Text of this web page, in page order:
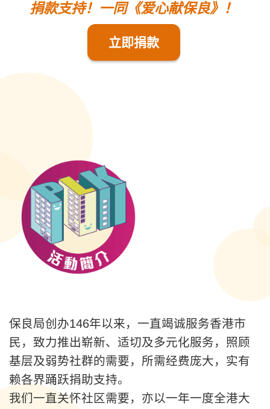
捐款支持！一同《爱心献保良》！
立即捐款
保良局创办146年以来，一直竭诚服务香港市
民，致力推出崭新、适切及多元化服务，照顾
基层及弱势社群的需要，所需经费庞大，实有
赖各界踊跃捐助支持。
我们一直关怀社区需要，亦以一年一度全港大